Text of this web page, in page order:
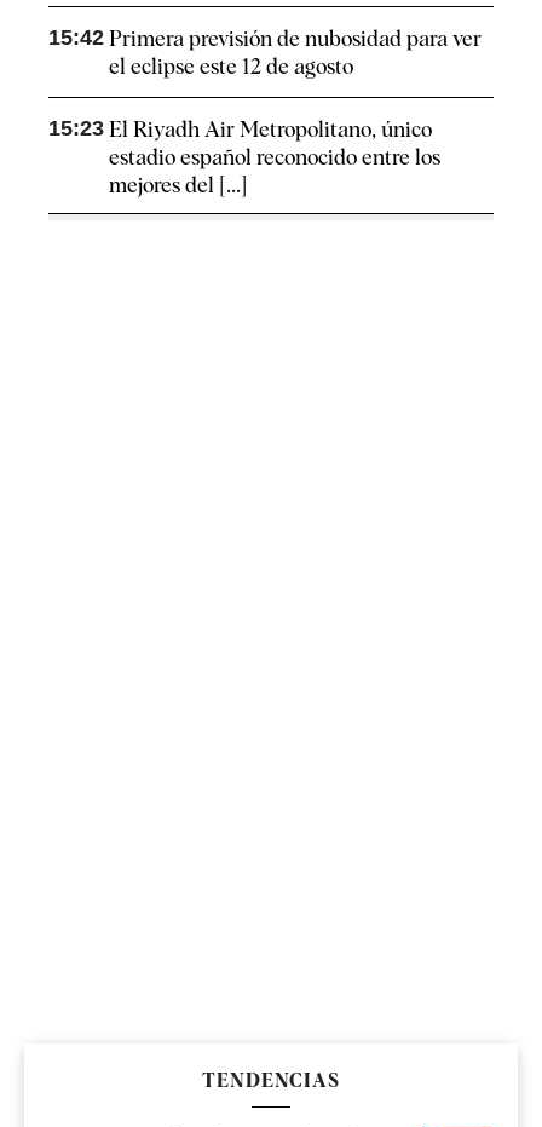
15:42 Primera previsión de nubosidad para ver
el eclipse este 12 de agosto
15:23 El Riyadh Air Metropolitano, único
estadio español reconocido entre los
mejores del [...]
TENDENCIAS